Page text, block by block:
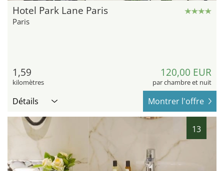
Hotel Park Lane Paris
Paris
1,59
kilomètres
120,00 EUR
par chambre et nuit
Détails Montrer l'offre
13